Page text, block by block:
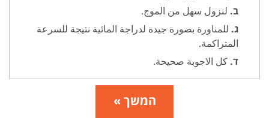
ב. لنزول سهل من الموج.
ג. للمناورة بصورة جيدة لدراجة المائية نتيجة للسرعة
المتراكمة.
ד. كل الاجوبة صحيحة.
המשך »